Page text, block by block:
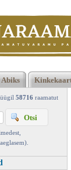
Kuningas
1995 |
Abiks
58716 raamatut